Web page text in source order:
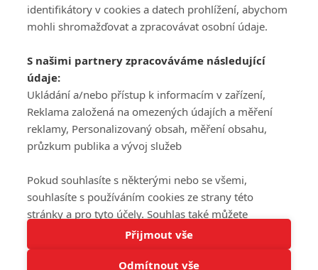
Tato stránka používá soubory cookies.
PŘIHLÁSIT
REGISTROVAT
DISKUZE
Šéfredaktorkou webu jePetr Slavík, e-mailserialy@fandimefilmu.cz
Máte-li zájem o inzerci na našem webu napište nám na e-mail
studio@koncal.com
Ochrana osobních údajů|Zásady používání cookies |Pravidla webu
Upravit nastavení soukromí
© 2016 – 2026 FandimeSerialum.cz / All rights reserved /
identifikátory v cookies a datech prohlížení, abychom
mohli shromažďovat a zpracovávat osobní údaje.
S našimi partnery zpracováváme následující
údaje:
Ukládání a/nebo přístup k informacím v zařízení,
Reklama založená na omezených údajích a měření
reklamy, Personalizovaný obsah, měření obsahu,
průzkum publika a vývoj služeb
Pokud souhlasíte s některými nebo se všemi,
souhlasíte s používáním cookies ze strany této
stránky a pro tyto účely. Souhlas také můžete
odmítnout, ale v takovém případě vám na stránce
nebudou k dispozici některé personalizované funkce.
Vaše volby souhlasu se budou vztahovat pouze na
Přijmout vše
Odmítnout vše